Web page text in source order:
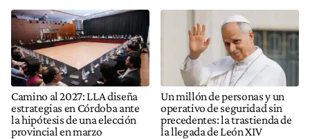
Camino al 2027: LLA diseña
estrategias en Córdoba ante
la hipótesis de una elección
provincial en marzo
Un millón de personas y un
operativo de seguridad sin
precedentes: la trastienda de
la llegada de León XIV